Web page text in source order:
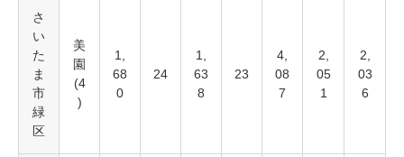
さ
い
た
ま
市
緑
区
美
園
(4
)
1,
68
0
24
1,
63
8
23
4,
08
7
2,
05
1
2,
03
6